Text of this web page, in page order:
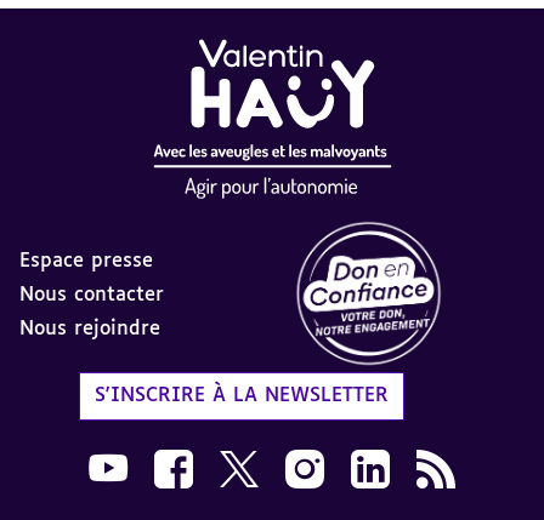
Espace presse
Nous contacter
Nous rejoindre
S'INSCRIRE À LA NEWSLETTER
Nous suivre sur Youtube AVH dans une
Nous suivre sur Facebook AVH dans
Nous suivre sur X AVH dans une
Nous suivre sur Instagram
Nous suivre sur
Flux RSS